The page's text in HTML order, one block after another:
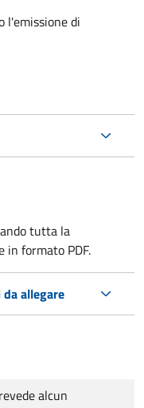
l'emissione di
tutta la
in formato PDF.
allegare
alcun